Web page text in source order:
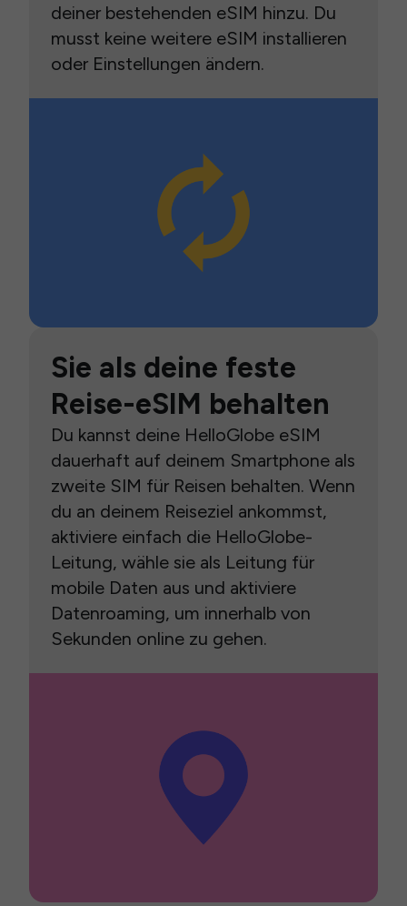
deiner bestehenden eSIM hinzu. Du
musst keine weitere eSIM installieren
oder Einstellungen ändern.
Sie als deine feste
Reise-eSIM behalten
Du kannst deine HelloGlobe eSIM
dauerhaft auf deinem Smartphone als
zweite SIM für Reisen behalten. Wenn
du an deinem Reiseziel ankommst,
aktiviere einfach die HelloGlobe-
Leitung, wähle sie als Leitung für
mobile Daten aus und aktiviere
Datenroaming, um innerhalb von
Sekunden online zu gehen.